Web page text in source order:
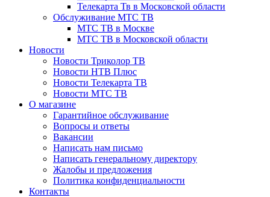
Телекарта Тв в Московской области
Обслуживание МТС ТВ
МТС ТВ в Москве
МТС ТВ в Московской области
Новости
Новости Триколор ТВ
Новости НТВ Плюс
Новости Телекарта ТВ
Новости МТС ТВ
О магазине
Гарантийное обслуживание
Вопросы и ответы
Вакансии
Написать нам письмо
Написать генеральному директору
Жалобы и предложения
Политика конфиденциальности
Контакты